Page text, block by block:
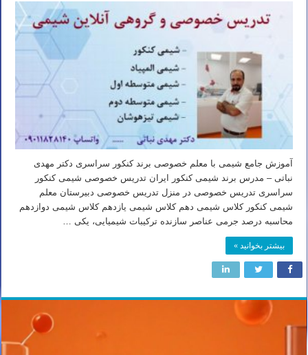
آموزش جامع شیمی با معلم خصوصی برند کنکور سراسری دکتر مهدی
نباتی – مدرس برند شیمی کنکور ایران تدریس خصوصی شیمی کنکور
سراسری تدریس خصوصی در منزل تدریس خصوصی دبیرستان معلم
شیمی کنکور کلاس شیمی دهم کلاس شیمی یازدهم کلاس شیمی دوازدهم
محاسبه درصد جرمی عناصر سازنده ترکیبات شیمیایی، یکی …
بیشتر بخوانید »